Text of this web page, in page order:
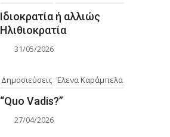
Ιδιοκρατία ή αλλιώς
Ηλιθιοκρατία
31/05/2026
Δημοσιεύσεις Έλενα Καράμπελα
“Quo Vadis?”
27/04/2026